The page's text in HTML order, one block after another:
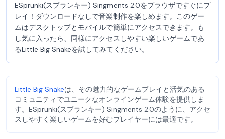
ESprunki(スプランキー) Singments 2.0をブラウザですぐにプ
レイ！ダウンロードなしで音楽制作を楽しめます。このゲー
ムはデスクトップとモバイルで簡単にアクセスできます。も
し気に入ったら、同様にアクセスしやすい楽しいゲームであ
るLittle Big Snakeを試してみてください。
Little Big Snakeは、その魅力的なゲームプレイと活気のある
コミュニティでユニークなオンラインゲーム体験を提供しま
す。ESprunki(スプランキー) Singments 2.0のように、アクセ
スしやすく楽しいゲームを好むプレイヤーには最適です。